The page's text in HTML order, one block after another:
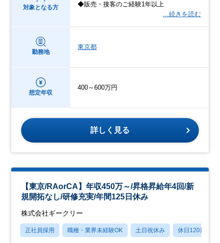
対象となる方
◆販売・接客のご経験1年以上
…続きを読む
勤務地
東京都
想定年収
400～600万円
詳しく見る
【東京/RAorCA】年収450万～/昇格昇給年4回/新
規開拓なし/研修充実/年間125日休み
株式会社ギークリー
正社員採用 職種・業界未経験OK 土日祝休み 休日120日以上